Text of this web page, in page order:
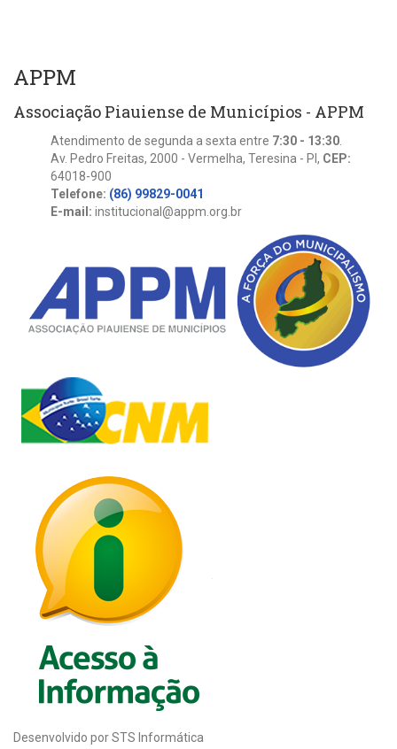
APPM
Associação Piauiense de Municípios - APPM
Atendimento de segunda a sexta entre 7:30 - 13:30
Av. Pedro Freitas, 2000 - Vermelha, Teresina - PI, CEP:
64018-900
Telefone: (86) 99829-0041
E-mail: institucional@appm.org.br
Desenvolvido por STS Informática